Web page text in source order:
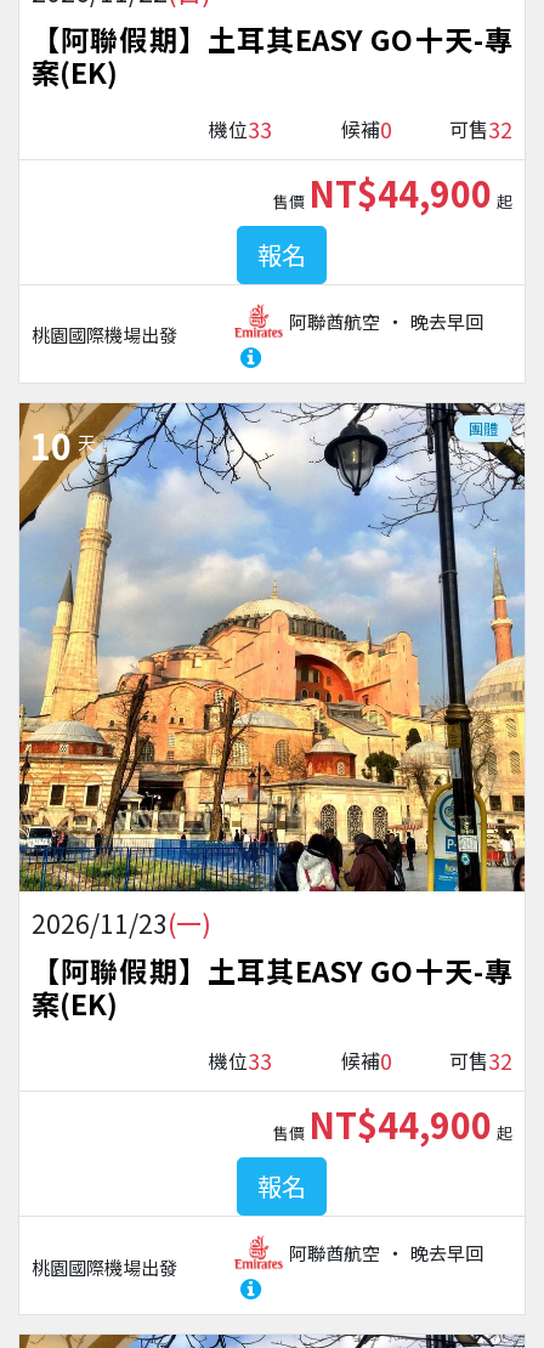
【阿聯假期】土耳其EASY GO十天-專
案(EK)
機位33 候補0 可售32
桃園國際機場出發
阿聯酋航空 晚去早回
售價 NT$44,900 起
報名
10 天
團體
2026/11/23(一)
【阿聯假期】土耳其EASY GO十天-專
案(EK)
機位33 候補0 可售32
桃園國際機場出發
阿聯酋航空 晚去早回
售價 NT$44,900 起
報名